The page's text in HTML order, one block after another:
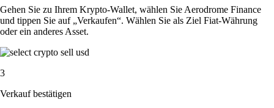
Gehen Sie zu Ihrem Krypto-Wallet, wählen Sie Aerodrome Finance
und tippen Sie auf „Verkaufen“. Wählen Sie als Ziel Fiat-Währung
oder ein anderes Asset.
3
Verkauf bestätigen